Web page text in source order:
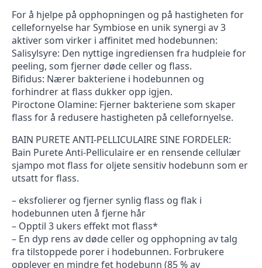
For å hjelpe på opphopningen og på hastigheten for
cellefornyelse har Symbiose en unik synergi av 3
aktiver som virker i affinitet med hodebunnen:
Salisylsyre: Den nyttige ingrediensen fra hudpleie for
peeling, som fjerner døde celler og flass.
Bifidus: Nærer bakteriene i hodebunnen og
forhindrer at flass dukker opp igjen.
Piroctone Olamine: Fjerner bakteriene som skaper
flass for å redusere hastigheten på cellefornyelse.
BAIN PURETE ANTI-PELLICULAIRE SINE FORDELER:
Bain Purete Anti-Pelliculaire er en rensende cellulær
sjampo mot flass for oljete sensitiv hodebunn som er
utsatt for flass.
– eksfolierer og fjerner synlig flass og flak i
hodebunnen uten å fjerne hår
– Opptil 3 ukers effekt mot flass*
– En dyp rens av døde celler og opphopning av talg
fra tilstoppede porer i hodebunnen. Forbrukere
opplever en mindre fet hodebunn (85 % av